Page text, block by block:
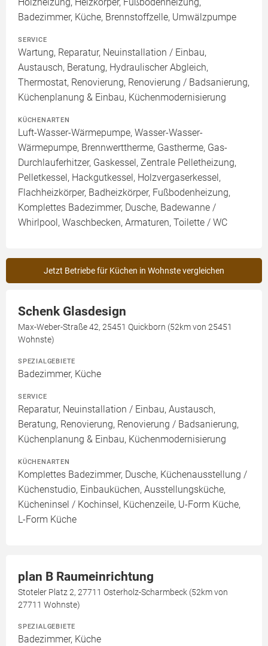
Badezimmer, Küche, Brennstoffzelle, Umwälzpumpe
SERVICE
Wartung, Reparatur, Neuinstallation / Einbau,
Austausch, Beratung, Hydraulischer Abgleich,
Thermostat, Renovierung, Renovierung / Badsanierung,
Küchenplanung & Einbau, Küchenmodernisierung
KÜCHENARTEN
Luft-Wasser-Wärmepumpe, Wasser-Wasser-
Wärmepumpe, Brennwerttherme, Gastherme, Gas-
Durchlauferhitzer, Gaskessel, Zentrale Pelletheizung,
Pelletkessel, Hackgutkessel, Holzvergaserkessel,
Flachheizkörper, Badheizkörper, Fußbodenheizung,
Komplettes Badezimmer, Dusche, Badewanne /
Whirlpool, Waschbecken, Armaturen, Toilette / WC
Jetzt Betriebe für Küchen in Wohnste vergleichen
Schenk Glasdesign
Max-Weber-Straße 42, 25451 Quickborn (52km von 25451
Wohnste)
SPEZIALGEBIETE
Badezimmer, Küche
SERVICE
Reparatur, Neuinstallation / Einbau, Austausch,
Beratung, Renovierung, Renovierung / Badsanierung,
Küchenplanung & Einbau, Küchenmodernisierung
KÜCHENARTEN
Komplettes Badezimmer, Dusche, Küchenausstellung /
Küchenstudio, Einbauküchen, Ausstellungsküche,
Kücheninsel / Kochinsel, Küchenzeile, U-Form Küche,
L-Form Küche
plan B Raumeinrichtung
Stoteler Platz 2, 27711 Osterholz-Scharmbeck (52km von
27711 Wohnste)
SPEZIALGEBIETE
Badezimmer, Küche